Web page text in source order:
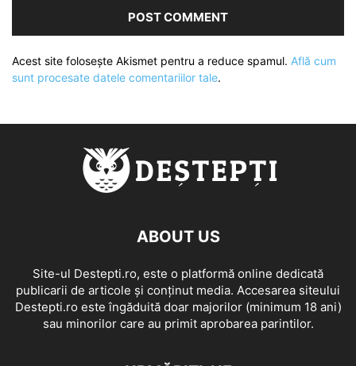
Acest site folosește Akismet pentru a reduce spamul. Află cum
sunt procesate datele comentariilor tale.
ABOUT US
Site-ul Destepti.ro, este o platformă online dedicată
publicarii de articole și conținut media. Accesarea siteului
Destepti.ro este îngăduită doar majorilor (minimum 18 ani)
sau minorilor care au primit aprobarea parintilor.